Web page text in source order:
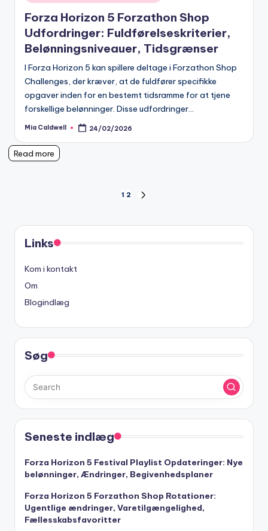
in
Forza Horizon 5 Forzathon Shop
Udfordringer: Fuldførelseskriterier,
Belønningsniveauer, Tidsgrænser
I Forza Horizon 5 kan spillere deltage i Forzathon Shop
Challenges, der kræver, at de fuldfører specifikke
opgaver inden for en bestemt tidsramme for at tjene
forskellige belønninger. Disse udfordringer…
Posted
Mia Caldwell 24/02/2026
Read more
pagination
1 2
Links
Kom i kontakt
Om
Blogindlæg
Søg
Seneste indlæg
Forza Horizon 5 Festival Playlist Opdateringer: Nye
belønninger, Ændringer, Begivenhedsplaner
Forza Horizon 5 Forzathon Shop Rotationer:
Ugentlige ændringer, Varetilgængelighed,
Fællesskabsfavoritter